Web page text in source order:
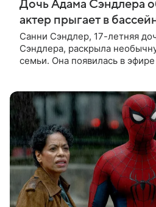
Дочь Адама Сэндлера
актер прыгает в
Санни Сэндлер, 17-летняя
Сэндлера, раскрыла
семьи. Она появилась в